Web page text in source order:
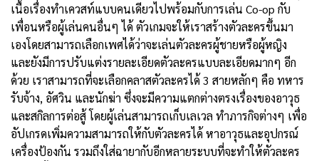
เนื้อเรื่องทำเควสท์แบบคนเดียวไปพร้อมกับการเล่น Co-op กับ
เพื่อนหรือผู้เล่นคนอื่นๆ ได้ ตัวเกมจะให้เราสร้างตัวละครขึ้นมา
เองโดยสามารถเลือกเพศได้ว่าจะเล่นตัวละครผู้ชายหรือผู้หญิง
และยังมีการปรับแต่งรายละเอียดตัวละครแบบละเอียดมากๆ อีก
ด้วย เราสามารถที่จะเลือกคลาสตัวละครได้ 3 สายหลักๆ คือ ทหาร
รับจ้าง, อัศวิน และนักฆ่า ซึ่งจะมีความแตกต่างตรงเรื่องของอาวุธ
และสกิลการต่อสู้ โดยผู้เล่นสามารถเก็บเลเวล ทำภารกิจต่างๆ เพื่อ
อัปเกรดเพิ่มความสามารถให้กับตัวละครได้ หาอาวุธและอุปกรณ์
เครื่องป้องกัน รวมถึงใส่ฉายากับอีกหลายระบบที่จะทำให้ตัวละคร